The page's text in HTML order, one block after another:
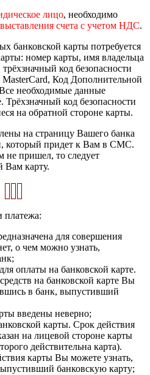
лицо, необходимо
выставления счета с учетом НДС.
банковской карты потребуется
номер карты, имя владельца
код безопасности
Код Дополнительной
необходимые данные
Трёхзначный код безопасности
на обратной стороне карты.
на страницу Вашего банка
который придет к Вам в СМС.
не пришел, то следует
Вам карту.
платежа:
для совершения
о чем можно узнать,
оплаты на банковской карте.
на банковской карте Вы
в банк, выпустивший
введены неверно;
карты. Срок действия
на лицевой стороне карты
действительна карта).
карты Вы можете узнать,
банковскую карту;